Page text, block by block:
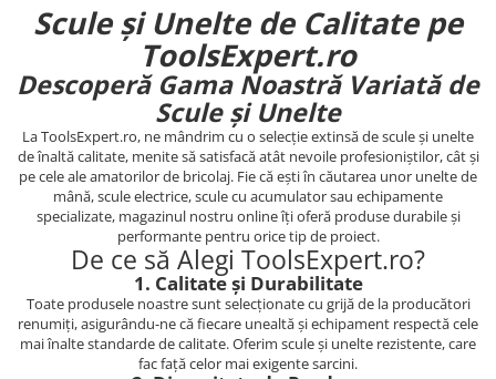
Scule și Unelte de Calitate pe
ToolsExpert.ro
Descoperă Gama Noastră Variată de
Scule și Unelte
La ToolsExpert.ro, ne mândrim cu o selecție extinsă de scule și unelte
de înaltă calitate, menite să satisfacă atât nevoile profesioniștilor, cât și
pe cele ale amatorilor de bricolaj. Fie că ești în căutarea unor unelte de
mână, scule electrice, scule cu acumulator sau echipamente
specializate, magazinul nostru online îți oferă produse durabile și
performante pentru orice tip de proiect.
De ce să Alegi ToolsExpert.ro?
1. Calitate și Durabilitate
Toate produsele noastre sunt selecționate cu grijă de la producători
renumiți, asigurându-ne că fiecare unealtă și echipament respectă cele
mai înalte standarde de calitate. Oferim scule și unelte rezistente, care
fac față celor mai exigente sarcini.